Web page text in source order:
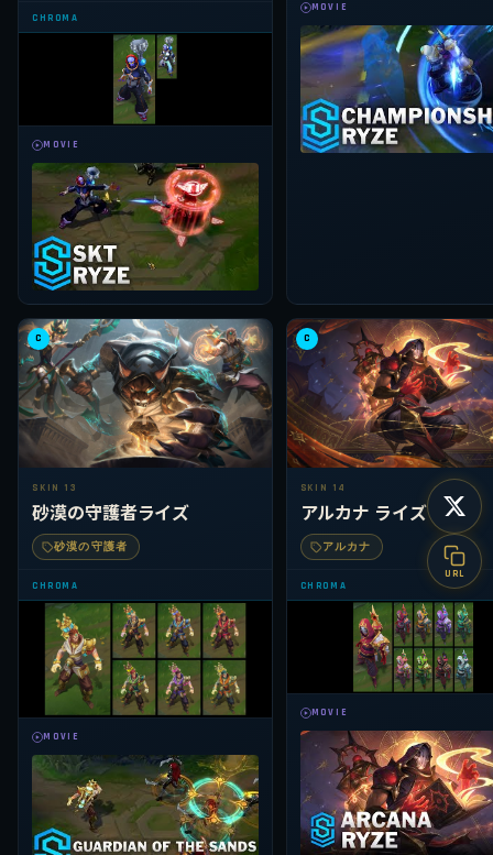
URL
CHROMA
MOVIE
MOVIE
C
SKIN 13
砂漠の守護者ライズ
砂漠の守護者
CHROMA
MOVIE
C
SKIN 14
アルカナ ライズ
アルカナ
CHROMA
MOVIE